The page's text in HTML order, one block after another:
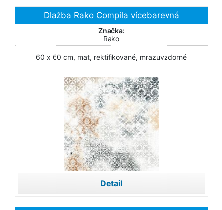
Dlažba Rako Compila vícebarevná
Značka:
Rako
60 x 60 cm, mat, rektifikované, mrazuvzdorné
Detail